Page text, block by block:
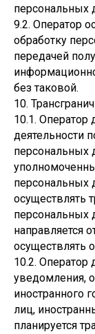
персональных
9.2. Оператор
обработку
передачей
без таковой.
10.
10.1. Оператор
деятельности
персональных
персональных
осуществлять
персональных
направляется
осуществлять
10.2. Оператор
уведомления,
иностранного
лиц,
планируется